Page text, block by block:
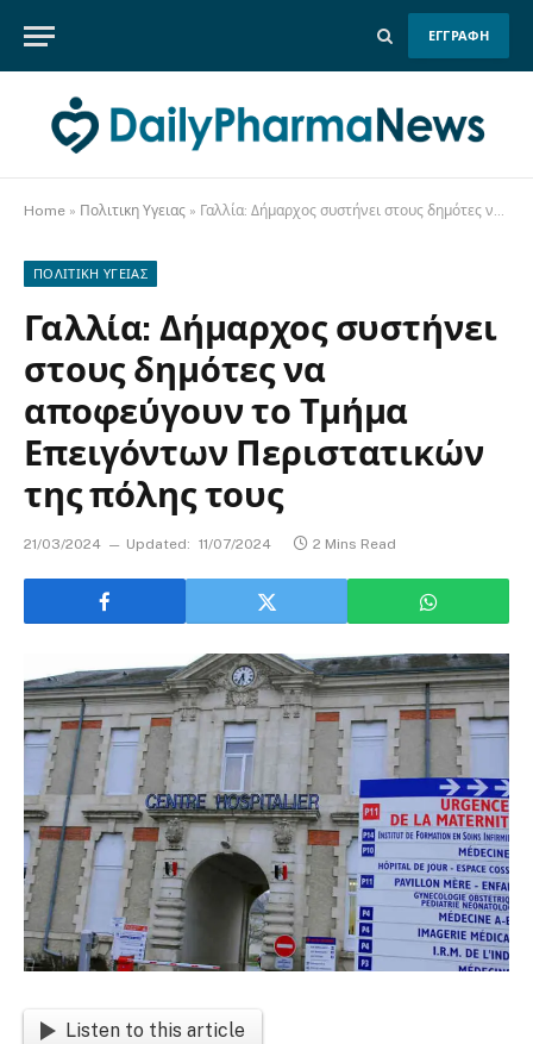
ΕΓΓΡΑΦΗ
Home » Πολιτικη Υγειας » Γαλλία: Δήμαρχος συστήνει στους δημότες να αποφεύγουν το Τμήμα Επειγόντων Περιστατικών της πόλης τους
ΠΟΛΙΤΙΚΗ ΥΓΕΙΑΣ
Γαλλία: Δήμαρχος συστήνει
στους δημότες να
αποφεύγουν το Τμήμα
Επειγόντων Περιστατικών
της πόλης τους
21/03/2024 Updated: 11/07/2024 2 Mins Read
Listen to this article